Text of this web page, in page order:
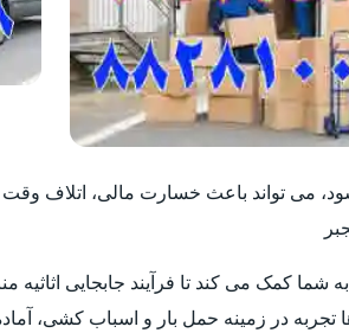
می تواند باعث خسارت مالی، اتلاف
به شما کمک می کند تا فرآیند جابجایی اثاثیه
تجربه در زمینه حمل بار و اسباب کشی،